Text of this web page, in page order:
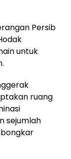
Persib
untuk
ruang
sejumlah